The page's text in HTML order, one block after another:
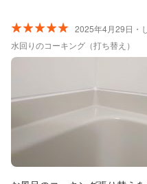
2025年4月29日・
水回りのコーキング（打ち替え）